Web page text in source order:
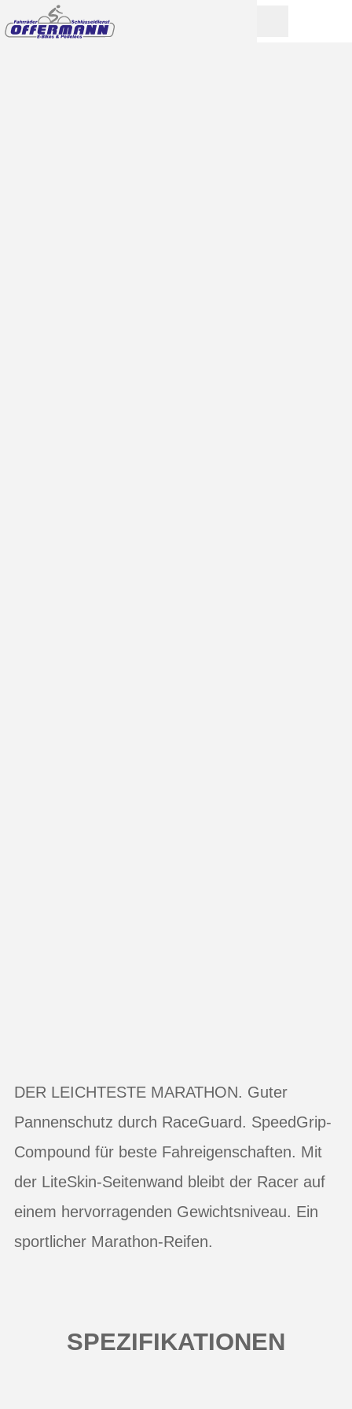
DER LEICHTESTE MARATHON. Guter
Pannenschutz durch RaceGuard. SpeedGrip-
Compound für beste Fahreigenschaften. Mit
der LiteSkin-Seitenwand bleibt der Racer auf
einem hervorragenden Gewichtsniveau. Ein
sportlicher Marathon-Reifen.
SPEZIFIKATIONEN